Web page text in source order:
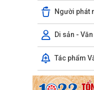
Người phát
Di sản -
Tác phẩm